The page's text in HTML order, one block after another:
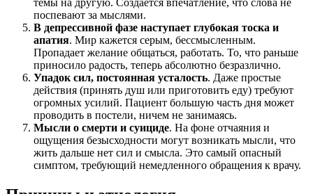
темы на другую. Создается впечатление, что слова не
поспевают за мыслями.
В депрессивной фазе наступает глубокая тоска и
апатия. Мир кажется серым, бессмысленным.
Пропадает желание общаться, работать. То, что раньше
приносило радость, теперь абсолютно безразлично.
Упадок сил, постоянная усталость. Даже простые
действия (принять душ или приготовить еду) требуют
огромных усилий. Пациент большую часть дня может
проводить в постели, ничем не занимаясь.
Мысли о смерти и суициде. На фоне отчаяния и
ощущения безысходности могут возникать мысли, что
жить дальше нет сил и смысла. Это самый опасный
симптом, требующий немедленного обращения к врачу.